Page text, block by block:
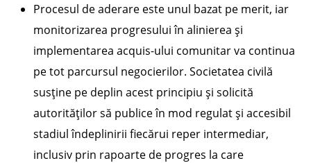
Procesul de aderare este unul bazat pe merit, iar
monitorizarea progresului în alinierea și
implementarea acquis-ului comunitar va continua
pe tot parcursul negocierilor. Societatea civilă
susține pe deplin acest principiu și solicită
autorităților să publice în mod regulat și accesibil
stadiul îndeplinirii fiecărui reper intermediar,
inclusiv prin rapoarte de progres la care